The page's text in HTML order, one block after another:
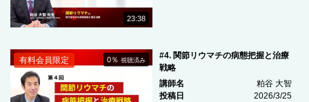
23:38
0％視聴済み
有料会員限定
#4. 関節リウマチの病態把握と治療
戦略
講師名
粕谷 大智
投稿日
2026/3/25